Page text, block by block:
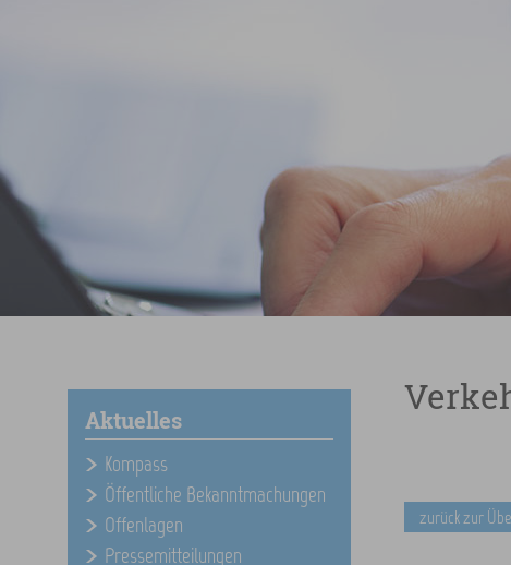
Aktuelles
Kompass
Öffentliche Bekanntmachungen
Offenlagen
Pressemitteilungen
zurück zur